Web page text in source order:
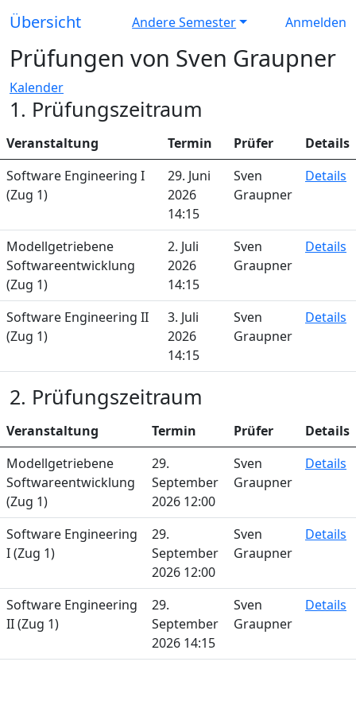
Übersicht Andere Semester Anmelden
Prüfungen von Sven Graupner
Kalender
1. Prüfungszeitraum
Veranstaltung Termin Prüfer
Details
Software Engineering I
(Zug 1)
29. Juni
2026
14:15
Sven
Graupner
Details
Modellgetriebene
Softwareentwicklung
(Zug 1)
2. Juli
2026
14:15
Sven
Graupner
Details
Software Engineering II
(Zug 1)
3. Juli
2026
14:15
Sven
Graupner
Details
2. Prüfungszeitraum
Veranstaltung Termin Prüfer
Details
Modellgetriebene
Softwareentwicklung
(Zug 1)
29.
September
2026 12:00
Sven
Graupner
Details
Software Engineering
I (Zug 1)
29.
September
2026 12:00
Sven
Graupner
Details
Software Engineering
II (Zug 1)
29.
September
2026 14:15
Sven
Graupner
Details